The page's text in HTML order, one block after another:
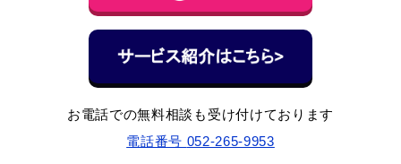
お電話での無料相談も受け付けております
電話番号 052-265-9953